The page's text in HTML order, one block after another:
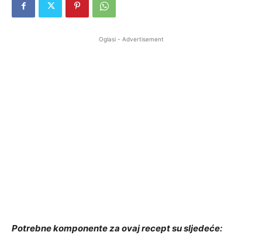
Oglasi - Advertisement
Potrebne komponente za ovaj recept su sljedeće: